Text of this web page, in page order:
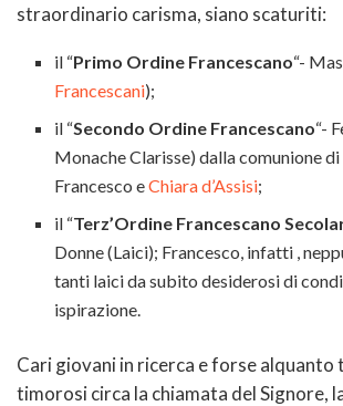
straordinario carisma, siano scaturiti:
il “Primo Ordine Francescano“-
Francescani);
il “Secondo Ordine Francescano“-
Monache Clarisse) dalla comunione
Francesco eChiara d’Assisi;
il “Terz’Ordine Francescano
Donne (Laici); Francesco, infatti ,
tanti laici da subito desiderosi di
ispirazione.
Cari giovani in ricerca e forse alquanto
timorosi circa la chiamata del Signore,